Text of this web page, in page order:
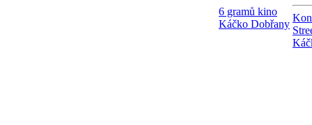
6 gramů kino
Káčko Dobřany